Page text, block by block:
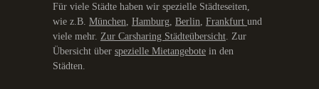
Für viele Städte haben wir spezielle Städteseiten,
wie z.B. München Hamburg Berlin Frankfurt und
viele mehr. Zur Carsharing Städteübersicht . Zur
Übersicht über spezielle Mietangebote in den
Städten.